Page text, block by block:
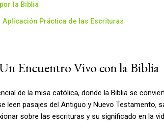
la Biblia
Aplicación Práctica de las Escrituras
Encuentro Vivo con la Biblia
de la misa católica, donde la Biblia se
leen pasajes del Antiguo y Nuevo Testamento,
sobre las escrituras y su significado en la